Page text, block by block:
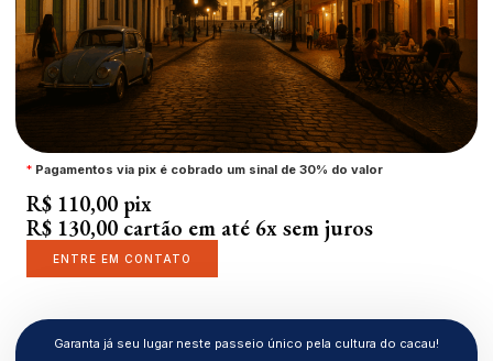
* Pagamentos via pix é cobrado um sinal de 30% do valor
R$ 110,00 pix
R$ 130,00 cartão em até 6x sem juros
ENTRE EM CONTATO
Garanta já seu lugar neste passeio único pela cultura do cacau!